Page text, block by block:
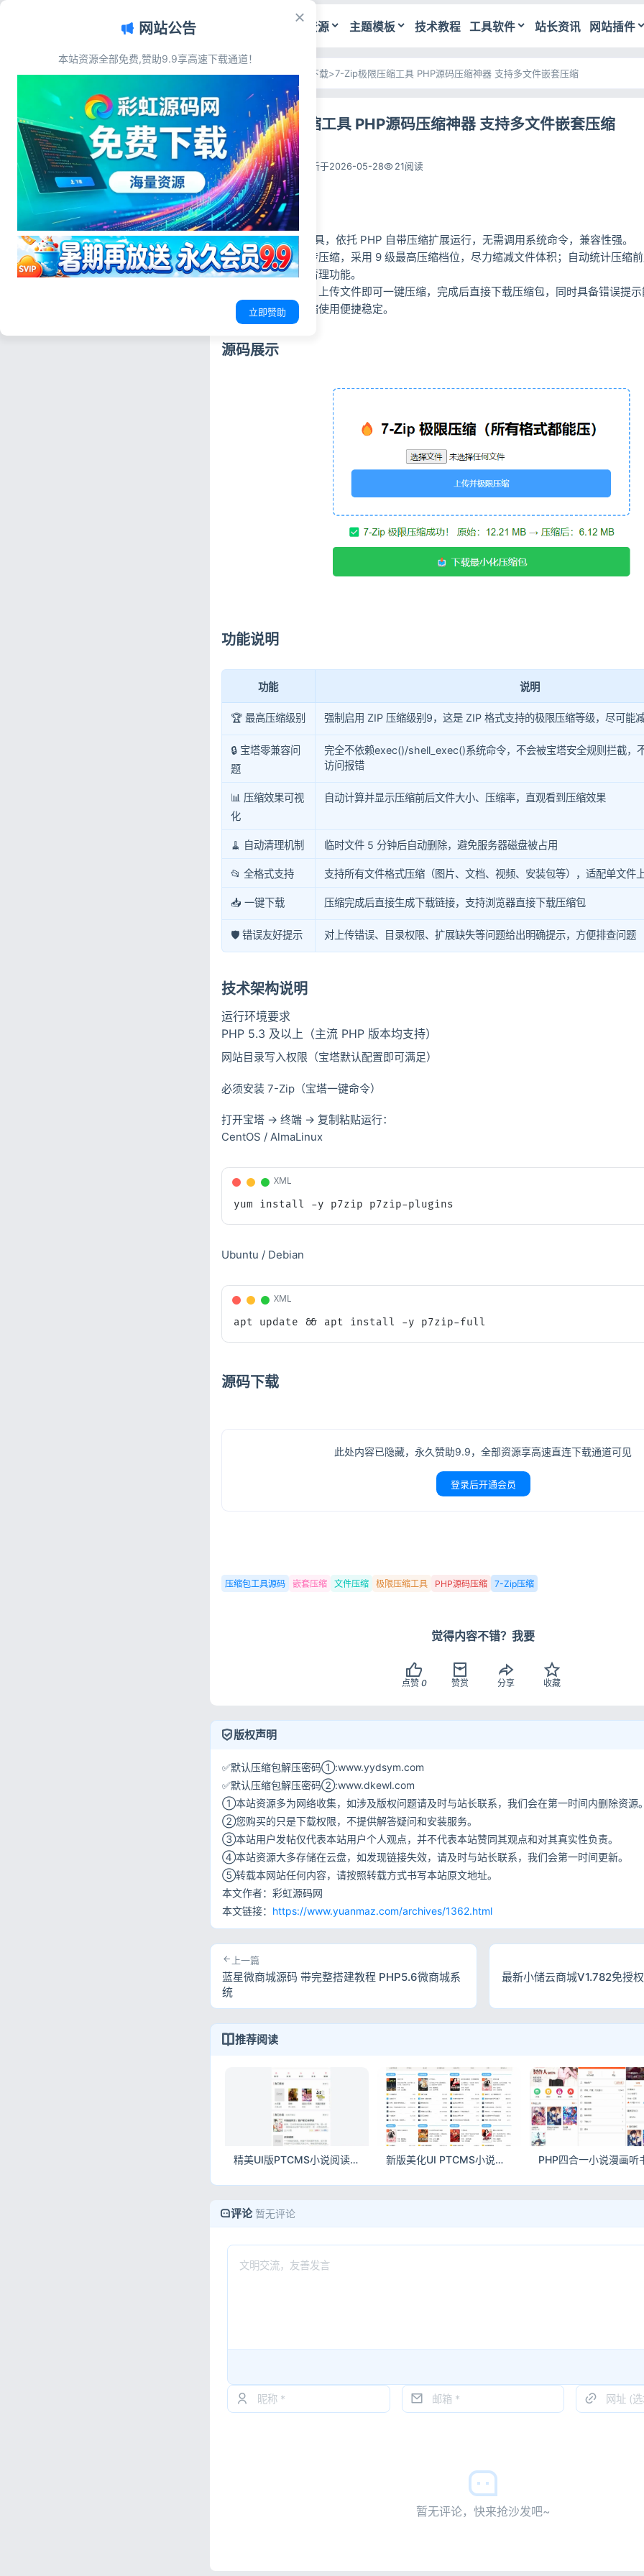
源码资源 主题模板 技术教程 工具软件 站长资讯 网站插件
首页>源码资源>上传下载>7-Zip极限压缩工具 PHP源码压缩神器 支持多文件嵌套压缩
7-Zip极限压缩工具 PHP源码压缩神器 支持多文件嵌套压缩
彩虹源码网
2026-05-28 更新于2026-05-28 21阅读
源码简介
单文件 PHP 压缩工具，依托 PHP 自带压缩扩展运行，无需调用系统命令，兼容性强。
支持全格式文件上传压缩，采用 9 级最高压缩档位，尽力缩减文件体积；自动统计压缩
附带临时文件定时清理功能。
操作界面简洁易懂，上传文件即可一键压缩，完成后直接下载压缩包，同时具备错误提
问题，日常文件压缩使用便捷稳定。
源码展示
功能说明
功能 说明
🏆 最高压缩级别 强制启用 ZIP 压缩级别9，这是 ZIP 格式支持的极限压缩等级，尽可能
🔒 宝塔零兼容问
题
完全不依赖exec()/shell_exec()系统命令，不会被宝塔安全规则拦截，
访问报错
📊 压缩效果可视
化
自动计算并显示压缩前后文件大小、压缩率，直观看到压缩效果
🧹 自动清理机制 临时文件 5 分钟后自动删除，避免服务器磁盘被占用
📂 全格式支持 支持所有文件格式压缩（图片、文档、视频、安装包等），适配单文件
📥 一键下载 压缩完成后直接生成下载链接，支持浏览器直接下载压缩包
🛡️ 错误友好提示 对上传错误、目录权限、扩展缺失等问题给出明确提示，方便排查问题
技术架构说明
运行环境要求
PHP 5.3 及以上（主流 PHP 版本均支持）
网站目录写入权限（宝塔默认配置即可满足）
必须安装 7-Zip（宝塔一键命令）
打开宝塔 → 终端 → 复制粘贴运行：
CentOS / AlmaLinux
yum install -y p7zip p7zip-plugins
XML
Ubuntu / Debian
apt update && apt install -y p7zip-full
XML
源码下载
此处内容已隐藏，永久赞助9.9，全部资源享高速直连下载通道可见
登录后开通会员
压缩包工具源码 嵌套压缩 文件压缩 极限压缩工具 PHP源码压缩 7-Zip压缩
觉得内容不错？我要
点赞 0 赞赏 分享 收藏
版权声明
✅默认压缩包解压密码①:www.yydsym.com
✅默认压缩包解压密码②:www.dkewl.com
①本站资源多为网络收集，如涉及版权问题请及时与站长联系，我们会在第一时间内删除资源
②您购买的只是下载权限，不提供解答疑问和安装服务。
③本站用户发帖仅代表本站用户个人观点，并不代表本站赞同其观点和对其真实性负责。
④本站资源大多存储在云盘，如发现链接失效，请及时与站长联系，我们会第一时间更新。
⑤转载本网站任何内容，请按照转载方式书写本站原文地址。
本文作者：彩虹源码网
本文链接： https://www.yuanmaz.com/archives/1362.html
上一篇
蓝星微商城源码 带完整搭建教程 PHP5.6微商城系
统
最新小储云商城V1.782免授
推荐阅读
精美UI版PTCMS小说阅读源码 配套全套现成采集规则 新版美化UI PTCMS小说源码 自带全套采集规则漏洞修复完整版
评论 暂无评论
暂无评论，快来抢沙发吧~
文章目录
源码简介
源码展示
功能说明
技术架构说明
源码下载
网站公告
本站资源全部免费,赞助9.9享高速下载通道！
立即赞助